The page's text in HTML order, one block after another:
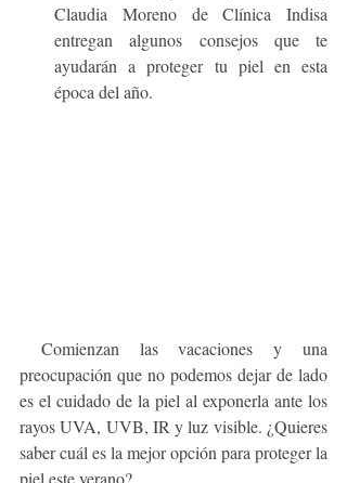
Claudia Moreno de Clínica Indisa
entregan algunos consejos que te
ayudarán a proteger tu piel en esta
época del año.
Comienzan las vacaciones y una
preocupación que no podemos dejar de lado
es el cuidado de la piel al exponerla ante los
rayos UVA, UVB, IR y luz visible. ¿Quieres
saber cuál es la mejor opción para proteger la